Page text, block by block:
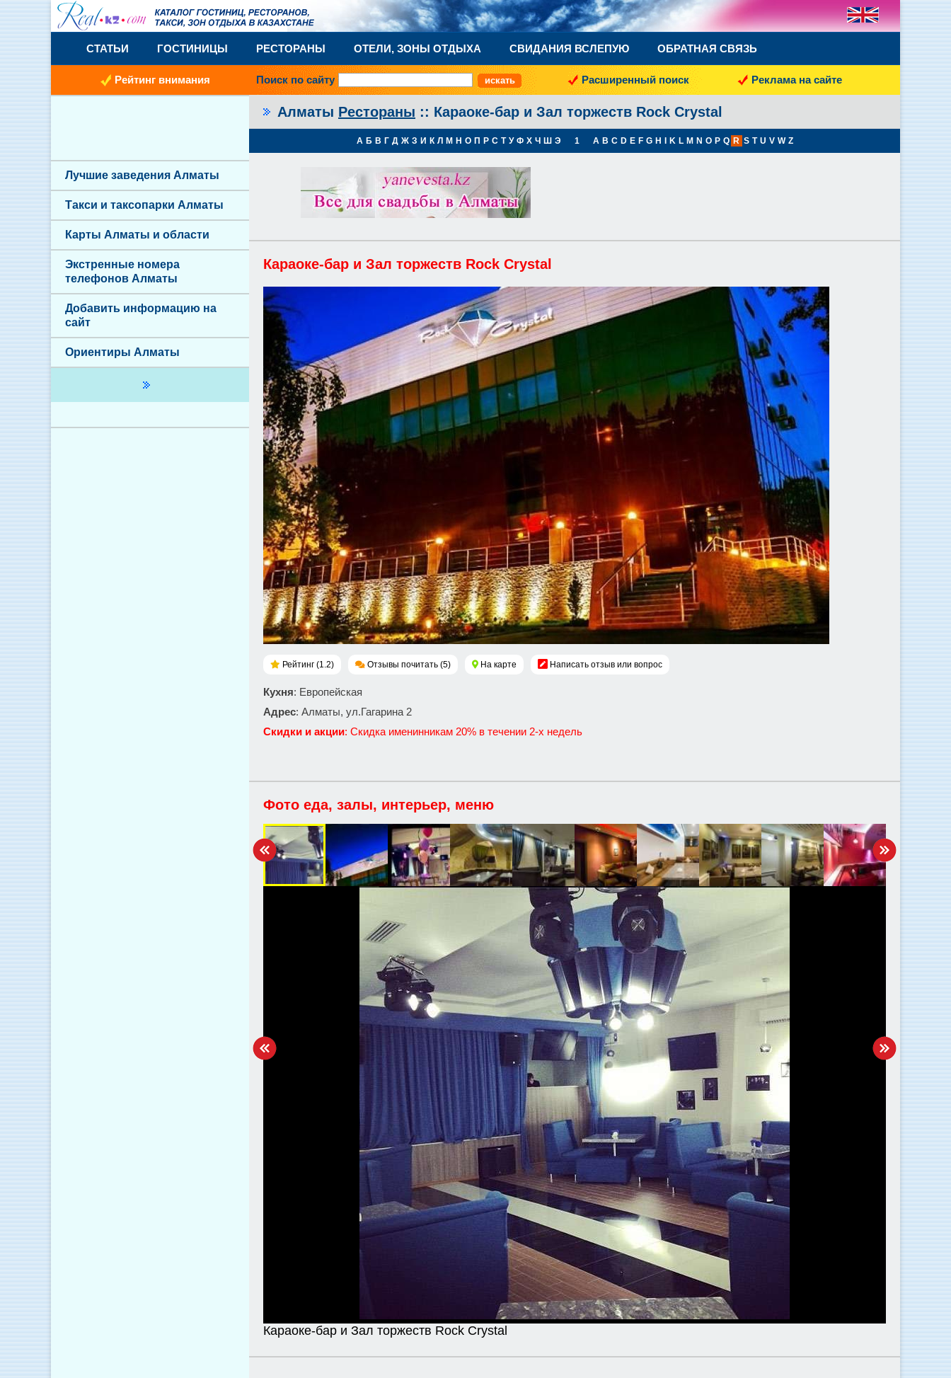
СТАТЬИ ГОСТИНИЦЫ РЕСТОРАНЫ ОТЕЛИ, ЗОНЫ ОТДЫХА СВИДАНИЯ ВСЛЕПУЮ ОБРАТНАЯ СВЯЗЬ
Рейтинг внимания Поиск по сайту Расширенный поиск Реклама на сайте
Алматы Рестораны :: Караоке-бар и Зал торжеств Rock Crystal
А Б В Г Д Ж З И К Л М Н О П Р С Т У Ф Х Ч Ш Э 1 A B C D E F G H K L M N O P Q R S T U V W Z
Караоке-бар и Зал торжеств Rock Crystal
Рейтинг (1.2) Отзывы почитать (5) На карте Написать отзыв или вопрос
Кухня: Европейская
Адрес: Алматы, ул.Гагарина 2
Скидки и акции: Скидка именинникам 20% в течении 2-х недель
Фото еда, залы, интерьер, меню
Караоке-бар и Зал торжеств Rock Crystal
Лучшие заведения Алматы
Такси и таксопарки Алматы
Карты Алматы и области
Экстренные номера
телефонов Алматы
Добавить информацию на
сайт
Ориентиры Алматы